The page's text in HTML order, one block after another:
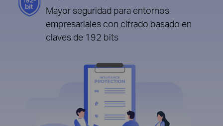
Mayor seguridad para entornos
empresariales con cifrado basado en
claves de 192 bits